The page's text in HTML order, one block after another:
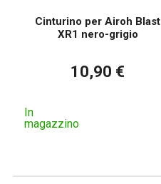
Cinturino per Airoh Blast
XR1 nero-grigio
10,90 €
In
magazzino